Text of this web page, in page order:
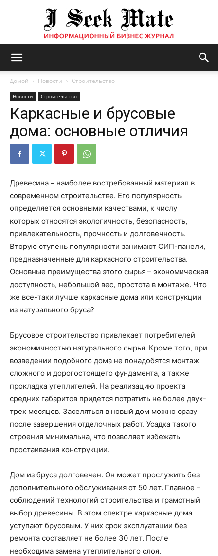
журнал
ISM
Домой Новости Строительство
Новости Строительство
Каркасные и брусовые
дома: основные отличия
Древесина – наиболее востребованный материал в
современном строительстве. Его популярность
определяется основными качествами, к числу
которых относятся экологичность, безопасность,
привлекательность, прочность и долговечность.
Вторую ступень популярности занимают СИП-панели,
предназначенные для каркасного строительства.
Основные преимущества этого сырья – экономическая
доступность, небольшой вес, простота в монтаже. Что
же все-таки лучше каркасные дома или конструкции
из натурального бруса?
Брусовое строительство привлекает потребителей
экономичностью натурального сырья. Кроме того, при
возведении подобного дома не понадобятся монтаж
сложного и дорогостоящего фундамента, а также
прокладка утеплителей. На реализацию проекта
средних габаритов придется потратить не более двух-
трех месяцев. Заселяться в новый дом можно сразу
после завершения отделочных работ. Усадка такого
строения минимальна, что позволяет избежать
простаивания конструкции.
Дом из бруса долговечен. Он может прослужить без
дополнительного обслуживания от 50 лет. Главное –
соблюдений технологий строительства и грамотный
выбор древесины. В этом спектре каркасные дома
уступают брусовым. У них срок эксплуатации без
ремонта составляет не более 30 лет. После
необходима замена утеплительного слоя.